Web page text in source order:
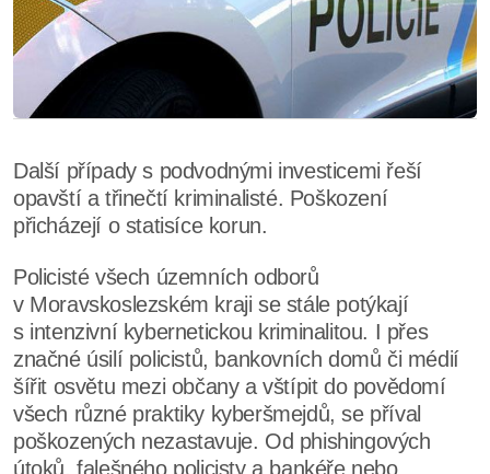
Další případy s podvodnými investicemi řeší
opavští a třinečtí kriminalisté. Poškození
přicházejí o statisíce korun.
Policisté všech územních odborů
v Moravskoslezském kraji se stále potýkají
s intenzivní kybernetickou kriminalitou. I přes
značné úsilí policistů, bankovních domů či médií
šířit osvětu mezi občany a vštípit do povědomí
všech různé praktiky kyberšmejdů, se příval
poškozených nezastavuje. Od phishingových
útoků, falešného policisty a bankéře nebo